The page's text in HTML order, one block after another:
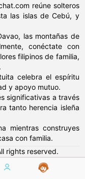
reúne solteros
las islas de Cebú, y
las montañas de
conéctate con
filipinos de familia,
celebra el espíritu
y apoyo mutuo.
significativas a través
tanto herencia isleña
mientras construyes
con familia.
rights reserved.